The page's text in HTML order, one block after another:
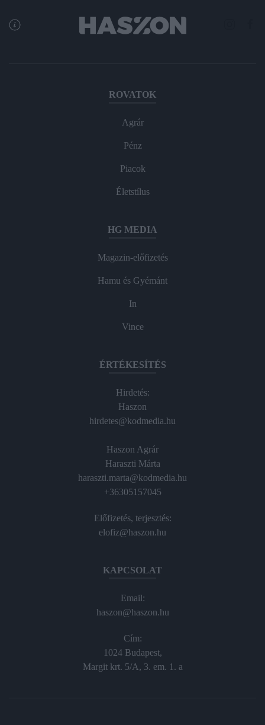
ROVATOK
Agrár
Pénz
Piacok
Életstílus
HG MEDIA
Magazin-előfizetés
Hamu és Gyémánt
In
Vince
ÉRTÉKESÍTÉS
Hirdetés:
Haszon
hirdetes@kodmedia.hu
Haszon Agrár
Haraszti Márta
haraszti.marta@kodmedia.hu
+36305157045
Előfizetés, terjesztés:
elofiz@haszon.hu
KAPCSOLAT
Email:
haszon@haszon.hu
Cím:
1024 Budapest,
Margit krt. 5/A, 3. em. 1. a